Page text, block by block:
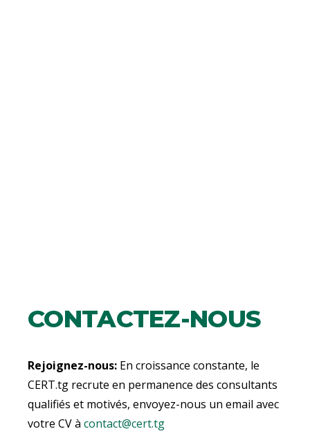
CONTACTEZ-NOUS
Rejoignez-nous: En croissance constante, le
CERT.tg recrute en permanence des consultants
qualifiés et motivés, envoyez-nous un email avec
votre CV à contact@cert.tg